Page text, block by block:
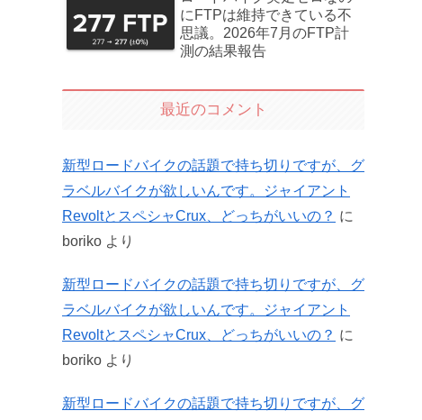
にFTPは維持できている不
思議。2026年7月のFTP計
測の結果報告
最近のコメント
新型ロードバイクの話題で持ち切りですが、グ
ラベルバイクが欲しいんです。ジャイアント
RevoltとスペシャCrux、どっちがいいの？ に
boriko より
新型ロードバイクの話題で持ち切りですが、グ
ラベルバイクが欲しいんです。ジャイアント
RevoltとスペシャCrux、どっちがいいの？ に
boriko より
新型ロードバイクの話題で持ち切りですが、グ